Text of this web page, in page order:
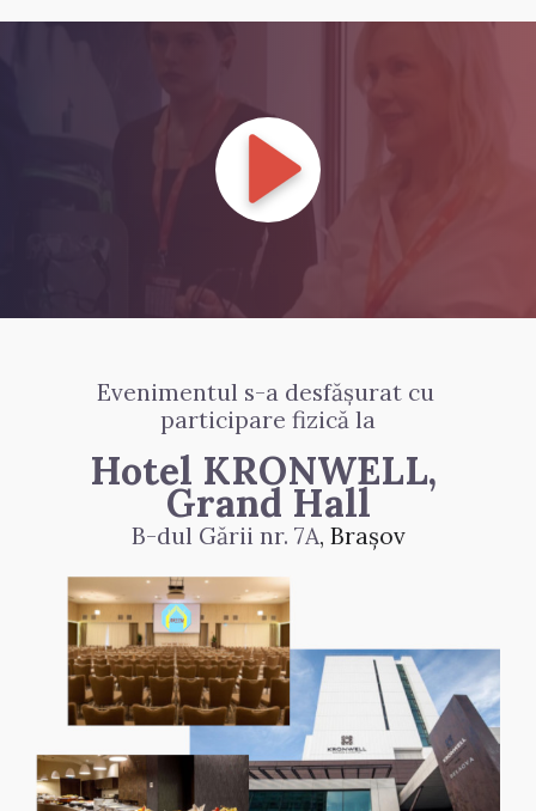
Evenimentul s-a desfășurat cu
participare fizică la
Hotel KRONWELL,
Grand Hall
B-dul Gării nr. 7A, Brașov